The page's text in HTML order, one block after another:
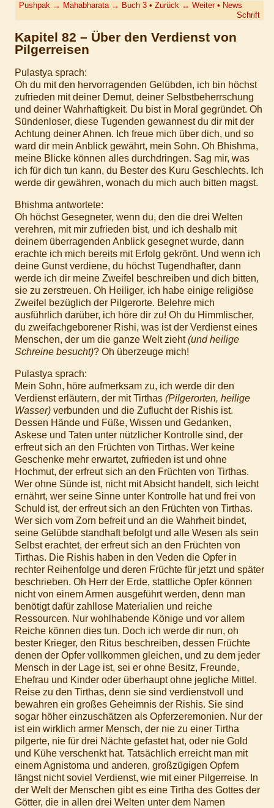
Pushpak → Mahabharata → Buch 3 •Zurück ↔ Weiter• News
Schrift
Kapitel 82 – Über den Verdienst von
Pilgerreisen
Pulastya sprach:
Oh du mit den hervorragenden Gelübden, ich bin höchst
zufrieden mit deiner Demut, deiner Selbstbeherrschung
und deiner Wahrhaftigkeit. Du bist in Moral gegründet. Oh
Sündenloser, diese Tugenden gewannest du dir mit der
Achtung deiner Ahnen. Ich freue mich über dich, und so
ward dir mein Anblick gewährt, mein Sohn. Oh Bhishma,
meine Blicke können alles durchdringen. Sag mir, was
ich für dich tun kann, du Bester des Kuru Geschlechts. Ich
werde dir gewähren, wonach du mich auch bitten magst.
Bhishma antwortete:
Oh höchst Gesegneter, wenn du, den die drei Welten
verehren, mit mir zufrieden bist, und ich deshalb mit
deinem überragenden Anblick gesegnet wurde, dann
erachte ich mich bereits mit Erfolg gekrönt. Und wenn ich
deine Gunst verdiene, du höchst Tugendhafter, dann
werde ich dir meine Zweifel beschreiben und dich bitten,
sie zu zerstreuen. Oh Heiliger, ich habe einige religiöse
Zweifel bezüglich der Pilgerorte. Belehre mich
ausführlich darüber, ich höre dir zu! Oh du Himmlischer,
du zweifachgeborener Rishi, was ist der Verdienst eines
Menschen, der um die ganze Welt zieht(und heilige
Schreine besucht)? Oh überzeuge mich!
Pulastya sprach:
Mein Sohn, höre aufmerksam zu, ich werde dir den
Verdienst erläutern, der mit Tirthas (Pilgerorten, heilige
Wasser) verbunden und die Zuflucht der Rishis ist.
Dessen Hände und Füße, Wissen und Gedanken,
Askese und Taten unter nützlicher Kontrolle sind, der
erfreut sich an den Früchten von Tirthas. Wer keine
Geschenke mehr erwartet, zufrieden ist und ohne
Hochmut, der erfreut sich an den Früchten von Tirthas.
Wer ohne Sünde ist, nicht mit Absicht handelt, sich leicht
ernährt, wer seine Sinne unter Kontrolle hat und frei von
Schuld ist, der erfreut sich an den Früchten von Tirthas.
Wer sich vom Zorn befreit und an die Wahrheit bindet,
seine Gelübde standhaft befolgt und alle Wesen als sein
Selbst erachtet, der erfreut sich an den Früchten von
Tirthas. Die Rishis haben in den Veden die Opfer in
rechter Reihenfolge und deren Früchte für jetzt und später
beschrieben. Oh Herr der Erde, stattliche Opfer können
nicht von einem Armen ausgeführt werden, denn man
benötigt dafür zahllose Materialien und reiche
Ressourcen. Nur wohlhabende Könige und vor allem
Reiche können dies tun. Doch ich werde dir nun, oh
bester Krieger, den Ritus beschreiben, dessen Früchte
denen der Opfer vollkommen gleichen, und zu dem jeder
Mensch in der Lage ist, sei er ohne Besitz, Freunde,
Ehefrau und Kinder oder überhaupt ohne jegliche Mittel.
Reise zu den Tirthas, denn sie sind verdienstvoll und
bewahren ein großes Geheimnis der Rishis. Sie sind
sogar höher einzuschätzen als Opferzeremonien. Nur der
ist ein wirklich armer Mensch, der nie zu einer Tirtha
pilgerte, nie für drei Nächte gefastet hat, oder nie Gold
und Kühe verschenkt hat. Tatsächlich erreicht man mit
einem Agnistoma und anderen, großzügigen Opfern
längst nicht soviel Verdienst, wie mit einer Pilgerreise. In
der Welt der Menschen gibt es eine Tirtha des Gottes der
Götter, die in allen drei Welten unter dem Namen